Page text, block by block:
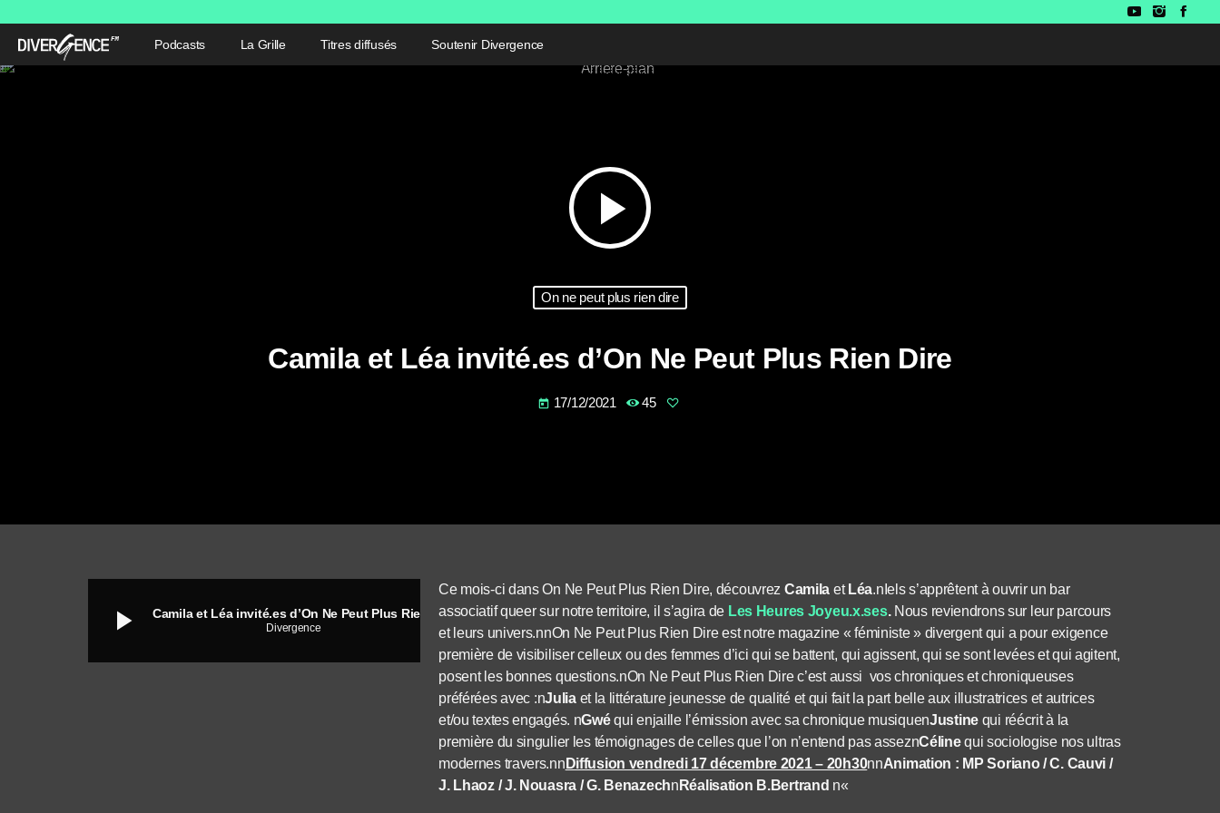
Podcasts La Grille Titres diffusés Soutenir Divergence
play_arrow
On ne peut plus rien dire
Camila et Léa invité.es d’On Ne Peut Plus Rien Dire
today 17/12/2021 45
play_arrow Divergence
Ce mois-ci dans On Ne Peut Plus Rien Dire, découvrez Camila et Léa.nIels s’apprêtent à ouvrir un bar
associatif queer sur notre territoire, il s’agira de Les Heures Joyeu.x.ses.Nous reviendrons sur leur parcours
et leurs univers.nnOn Ne Peut Plus Rien Dire est notre magazine « féministe » divergent qui a pour exigence
première de visibiliser celleux ou des femmes d’ici qui se battent, qui agissent, qui se sont levées et qui agitent,
posent les bonnes questions.nOn Ne Peut Plus Rien Dire c’est aussi vos chroniques et chroniqueuses
préférées avec :nJulia et la littérature jeunesse de qualité et qui fait la part belle aux illustratrices et autrices
et/ou textes engagés. nGwé qui enjaille l’émission avec sa chronique musiquenJustine qui réécrit à la
première du singulier les témoignages de celles que l’on n’entend pas asseznCéline qui sociologise nos ultras
modernes travers.nn Diffusion vendredi 17 décembre 2021 – 20h30nnAnimation : MP Soriano / C. Cauvi /
J. Lhaoz / J. Nouasra / G. Benazechn Réalisation B.Bertrand n«